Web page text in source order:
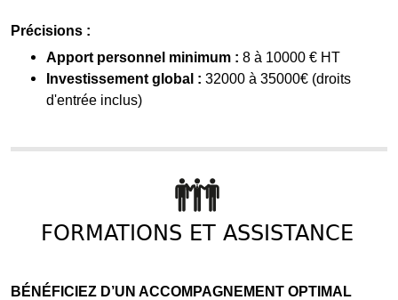
Précisions :
Apport personnel minimum : 8 à 10000 € HT
Investissement global : 32000 à 35000€ (droits
d'entrée inclus)
FORMATIONS ET ASSISTANCE
BÉNÉFICIEZ D’UN ACCOMPAGNEMENT OPTIMAL